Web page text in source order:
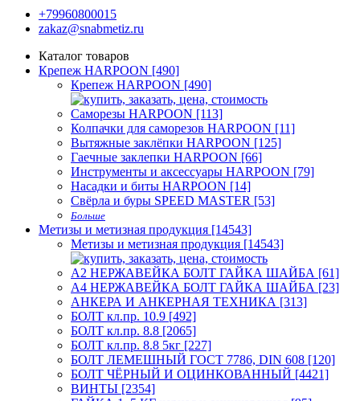
+79960800015
zakaz@snabmetiz.ru
Каталог товаров
Крепеж HARPOON [490]
Крепеж HARPOON [490]
Саморезы HARPOON [113]
Колпачки для саморезов HARPOON [11]
Вытяжные заклёпки HARPOON [125]
Гаечные заклепки HARPOON [66]
Инструменты и аксессуары HARPOON [79]
Насадки и биты HARPOON [14]
Свёрла и буры SPEED MASTER [53]
Больше
Метизы и метизная продукция [14543]
Метизы и метизная продукция [14543]
А2 НЕРЖАВЕЙКА БОЛТ ГАЙКА ШАЙБА [61]
А4 НЕРЖАВЕЙКА БОЛТ ГАЙКА ШАЙБА [23]
АНКЕРА И АНКЕРНАЯ ТЕХНИКА [313]
БОЛТ кл.пр. 10.9 [492]
БОЛТ кл.пр. 8.8 [2065]
БОЛТ кл.пр. 8.8 5кг [227]
БОЛТ ЛЕМЕШНЫЙ ГОСТ 7786, DIN 608 [120]
БОЛТ ЧЁРНЫЙ И ОЦИНКОВАННЫЙ [4421]
ВИНТЫ [2354]